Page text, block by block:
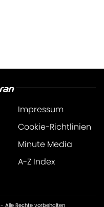
Impressum
Cookie-Richtlinien
Minute Media
A-Z Index
- Alle Rechte vorbehalten